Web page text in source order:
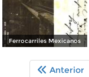
Ferrocarriles Mexicanos
Anterior